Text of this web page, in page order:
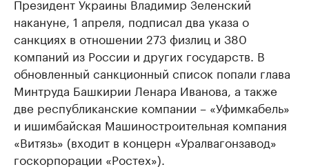
накануне, 1 апреля, подписал два указа о
санкциях в отношении 273 физлиц и 380
компаний из России и других государств. В
обновленный санкционный список попали глава
Минтруда Башкирии Ленара Иванова, а также
две республиканские компании – «Уфимкабель»
и ишимбайская Машиностроительная компания
«Витязь» (входит в концерн «Уралвагонзавод»
госкорпорации «Ростех»).